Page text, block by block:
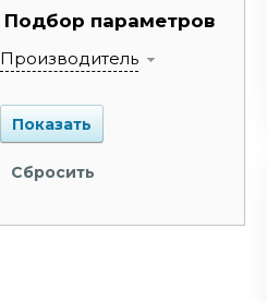
Подбор параметров
Производитель